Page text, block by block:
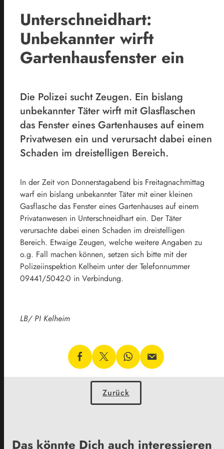
Unterschneidhart:
Unbekannter wirft
Gartenhausfenster ein
Die Polizei sucht Zeugen. Ein bislang
unbekannter Täter wirft mit Glasflaschen
das Fenster eines Gartenhauses auf einem
Privatwesen ein und verursacht dabei einen
Schaden im dreistelligen Bereich.
In der Zeit von Donnerstagabend bis Freitagnachmittag
warf ein bislang unbekannter Täter mit einer kleinen
Gasflasche das Fenster eines Gartenhauses auf einem
Privatanwesen in Unterschneidhart ein. Der Täter
verursachte dabei einen Schaden im dreistelligen
Bereich. Etwaige Zeugen, welche weitere Angaben zu
o.g. Fall machen können, setzen sich bitte mit der
Polizeiinspektion Kelheim unter der Telefonnummer
09441/5042-0 in Verbindung.
LB/ PI Kelheim
Zurück
Das könnte Dich auch interessieren